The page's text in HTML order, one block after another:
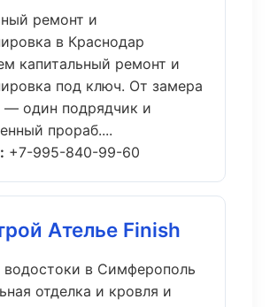
ремонт и
в Краснодар
капитальный ремонт и
под ключ. От замера
— один подрядчик и
прораб....
+7-995-840-99-60
Ателье Finish
водостоки в Симферополь
отделка и кровля и